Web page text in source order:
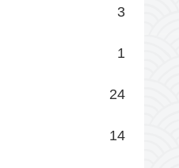
3
1
24
14